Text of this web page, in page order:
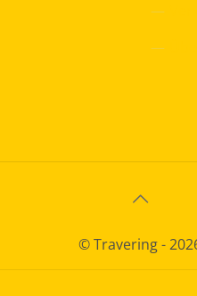
—
—
© Travering -